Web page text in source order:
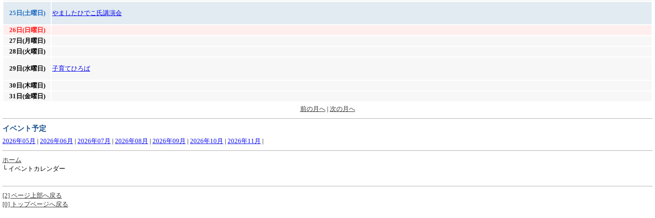
25日(土曜日) やましたひでこ氏講演会
26日(日曜日)
27日(月曜日)
28日(火曜日)
29日(水曜日) 子育てひろば
30日(木曜日)
31日(金曜日)
前の月へ| 次の月へ
イベント予定
2026年05月 | 2026年06月 | 2026年07月 | 2026年08月 | 2026年09月 | 2026年10月 | 2026年11月 |
ホーム
└ イベントカレンダー
[2] ページ上部へ戻る
[0] トップページへ戻る